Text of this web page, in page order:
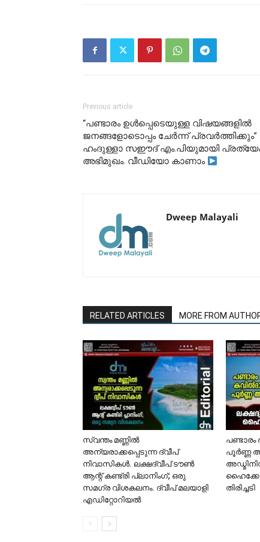
Previous article
“പണ്ടാരം ഉൾപ്പെടെയുള്ള വിഷയങ്ങളിൽ
ജനങ്ങളോടൊപ്പം ചേർന്ന് പ്രവർത്തിക്കും”
ഹംദുള്ളാ സഈദ് എം.പിയുമായി
അഭിമുഖം. വീഡിയോ കാണാം
Dweep Malayali
RELATED ARTICLES MORE FROM
സ്വന്തം മണ്ണിൽ
അന്യരാക്കപ്പെടുന്ന ദ്വീപ്
നിവാസികൾ. ലക്ഷദ്വീപ് ടൗൺ
ആന്റ് കണ്ട്രി പ്ലാനിംഗ്; ഒരു
സമഗ്ര വിശകലനം. ദ്വീപ് മലയാളി
എഡിറ്റോറിയൽ
പണ്ടാരം
പൂർണ്ണ
തിരിച്ചടി